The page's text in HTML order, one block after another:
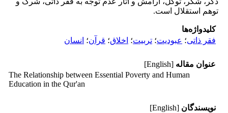
توهم استقلال است.
کلیدواژه‌ها
فقر ذاتی؛ عبودیت؛ تربیت؛ اخلاق؛ قرآن؛ انسان
عنوان مقاله [English]
The Relationship between Essential Poverty and Human
Education in the Qur'an
نویسندگان [English]